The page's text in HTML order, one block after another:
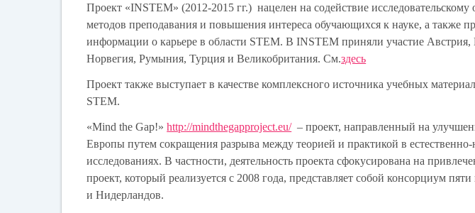
Проект «INSTEM» (2012-2015 гг.) нацелен на содействие
методов преподавания и повышения интереса обучающихся к науке, а также
информации о карьере в области STEM. В INSTEM приняли участие
Норвегия, Румыния, Турция и Великобритания. См.здесь
Проект также выступает в качестве комплексного источника учебных
STEM.
«Mind the Gap!»http://mindthegapproject.eu/– проект, направленный на
Европы путем сокращения разрыва между теорией и практикой в
исследованиях. В частности, деятельность проекта сфокусирована на
проект, который реализуется с 2008 года, представляет собой консорциум
и Нидерландов.